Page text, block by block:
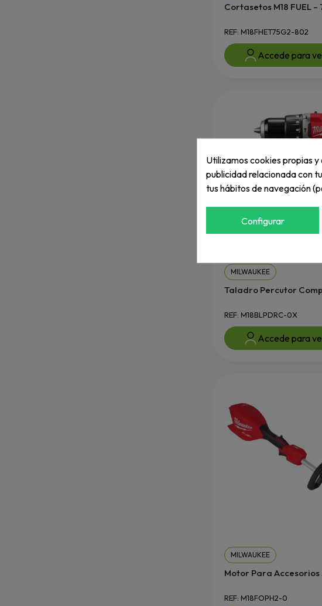
Cortasetos M18 FUEL –
REF: M18FHET75G2-802
Accede para
MILWAUKEE
Taladro Percutor
REF: M18BLPDRC-0X
Accede para
MILWAUKEE
Motor Para
REF: M18FOPH2-0
Utilizamos cookies propias
publicidad relacionada con
tus hábitos de navegación
Configurar